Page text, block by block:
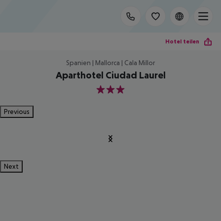
Hotel teilen
Spanien | Mallorca | Cala Millor
Aparthotel Ciudad Laurel
3
Previous
Next